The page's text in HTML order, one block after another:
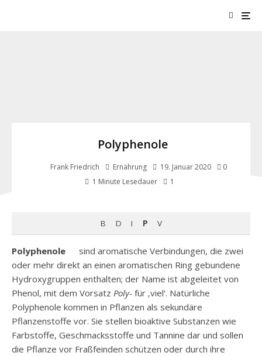
Polyphenole
Frank Friedrich Ernährung 19. Januar 2020
0
1 Minute Lesedauer
1
B D I P V
Polyphenole
sind aromatische Verbindungen, die zwei
oder mehr direkt an einen aromatischen Ring gebundene
Hydroxygruppen enthalten; der Name ist abgeleitet von
Phenol, mit dem Vorsatz Poly- für ‚viel‘. Natürliche
Polyphenole kommen in Pflanzen als sekundäre
Pflanzenstoffe vor. Sie stellen bioaktive Substanzen wie
Farbstoffe, Geschmacksstoffe und Tannine dar und sollen
die Pflanze vor Fraßfeinden schützen oder durch ihre